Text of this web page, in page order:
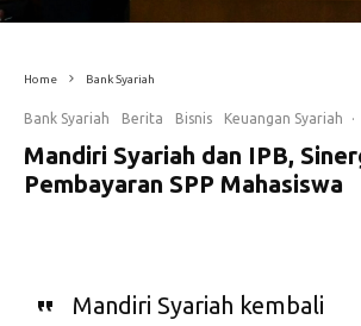
Home Bank Syariah
Bank Syariah Berita Bisnis Keuangan Syariah ·
Mandiri Syariah dan IPB,
Pembayaran SPP Mahasiswa
Mandiri Syariah kembali